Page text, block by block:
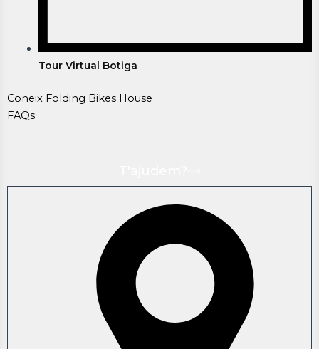
Tour Virtual Botiga
Coneix Folding Bikes House
FAQs